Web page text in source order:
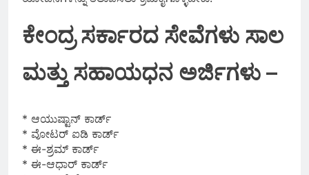
ಕೇಂದ್ರ ಸರ್ಕಾರದ ಸೇವೆಗಳು ಸಾಲ
ಮತ್ತು ಸಹಾಯಧನ ಅರ್ಜಿಗಳು –
* ಆಯುಷ್ಟಾನ್ ಕಾರ್ಡ್
* ವೋಟರ್ ಐಡಿ ಕಾರ್ಡ್
* ಈ-ಶ್ರಮ್ ಕಾರ್ಡ್
* ಈ-ಆಧಾರ್ ಕಾರ್ಡ್